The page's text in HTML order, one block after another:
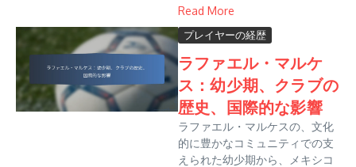
Read More
プレイヤーの経歴
ラファエル・マルケ
ス：幼少期、クラブの
歴史、国際的な影響
ラファエル・マルケスの、文化
的に豊かなコミュニティでの支
えられた幼少期から、メキシコ